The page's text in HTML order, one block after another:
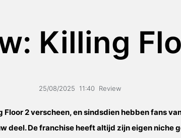
Killing
25/08/2025 11:40 Review
2 verscheen, en sindsdien hebben fans
deel. De franchise heeft altijd zijn eigen niche